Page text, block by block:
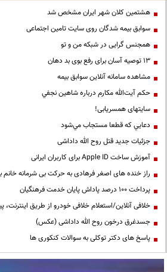
هشتمین کلان شهر ایران مشخص شد
سوابق بیمه شدگان روی سایت تامین اجتماعی
همجنس گرایی در شبکه من و تو
13 توصیه آسان برای رفع بوی بد دهان
مشاهده سامانه آنلاين سوابق بیمه
حكم آيت‌الله مكارم درباره شاهين نجفي
سایتهای همسریابی!
دعايي كه قطعا مستجاب مي‌شود
جزئیات جدید قتل روح الله داداشی
آموزش ساخت Apple ID برای کاربران ایرانی
راز خنده های اصغر فرهادی به حرکت بی شرمانه
پرداخت ۱۰۰ درصد پاداش پایان خدمت فرهنگیان
خلافی آنلاین/استعلام خلافی خودرو از طریق اینترنت،
جسدغرق درخون روح الله داداشی (عکس)
پاسخ های دکتر توکلی به سوالات کنکوری ها